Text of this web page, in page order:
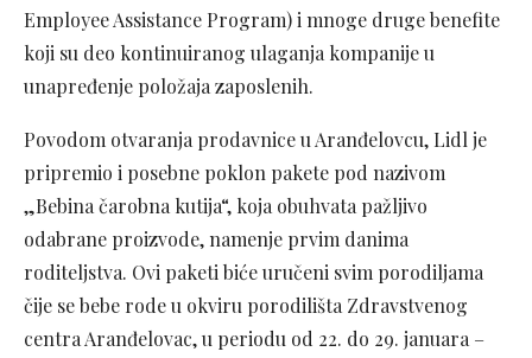
Employee Assistance Program) i mnoge druge benefite
koji su deo kontinuiranog ulaganja kompanije u
unapređenje položaja zaposlenih.
Povodom otvaranja prodavnice u Aranđelovcu, Lidl je
pripremio i posebne poklon pakete pod nazivom
„Bebina čarobna kutija“, koja obuhvata pažljivo
odabrane proizvode, namenje prvim danima
roditeljstva. Ovi paketi biće uručeni svim porodiljama
čije se bebe rode u okviru porodilišta Zdravstvenog
centra Aranđelovac, u periodu od 22. do 29. januara –